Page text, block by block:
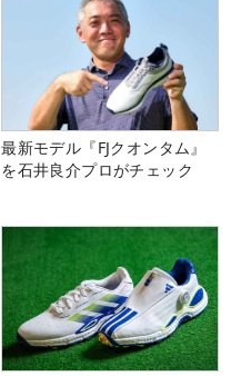
最新モデル『FJクオンタム』
を石井良介プロがチェック